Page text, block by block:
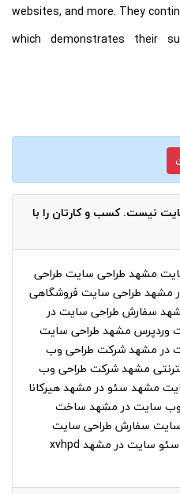
websites, and more. They
which demonstrates their
نیست. کسب و کارتان را با
مشهد طراحی سایت طراحی
مشهد طراحی سایت فروشگاهی
سفارش طراحی سایت در
وردپرس مشهد طراحی سایت
در مشهد شرکت طراحی وب
مشهد شرکت طراحی وب
مشهد سئو در مشهد هیرکانا
سایت در مشهد ساخت
سايت سفارش طراحی سایت
مشهد طراحی وبسایت در مشهد سئو سایت در مشهد xvhpd